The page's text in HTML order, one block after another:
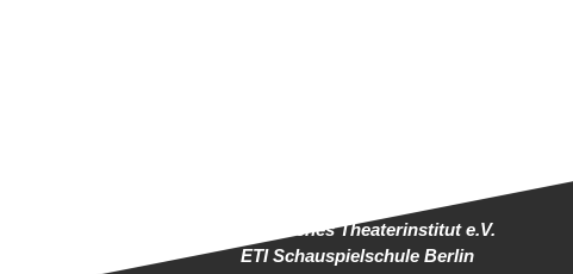
Europäisches Theaterinstitut e.V.
ETI Schauspielschule Berlin